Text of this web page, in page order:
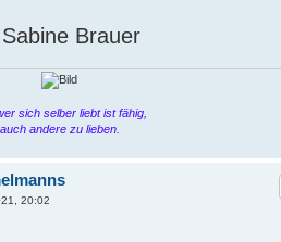
Brauer
sich selber liebt ist fähig,
auch andere zu lieben.
20:02